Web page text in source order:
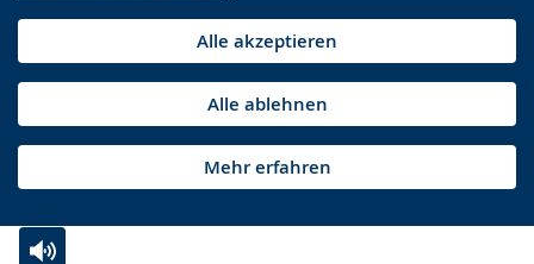
Alle akzeptieren
Alle ablehnen
Mehr erfahren